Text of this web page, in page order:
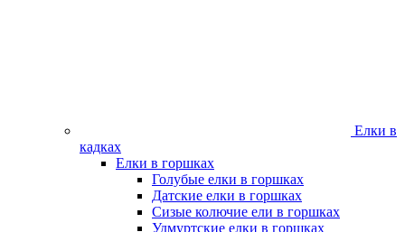
Елки в
кадках
Елки в горшках
Голубые елки в горшках
Датские елки в горшках
Сизые колючие ели в горшках
Удмуртские елки в горшках